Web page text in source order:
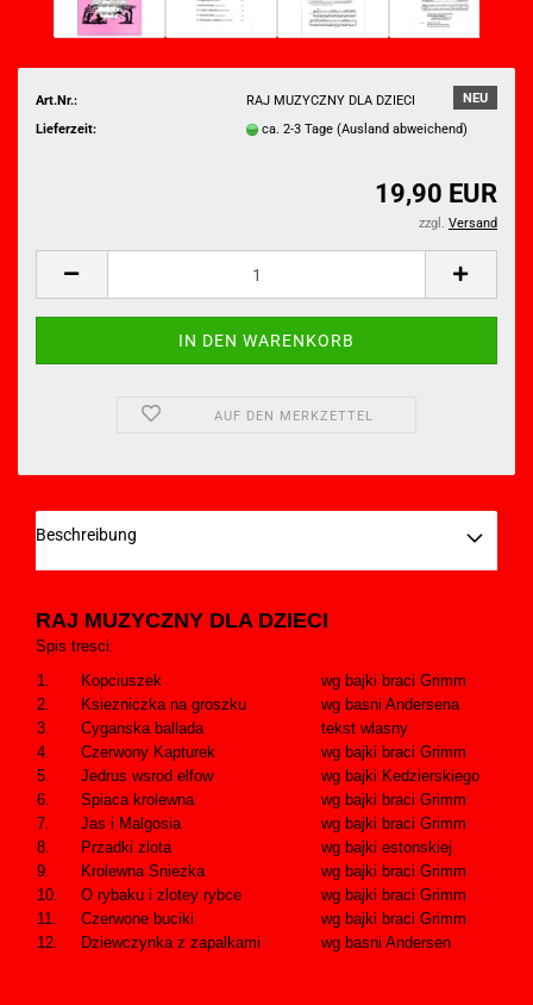
NEU
Art.Nr.:
RAJ MUZYCZNY DLA DZIECI
Lieferzeit:
ca. 2-3 Tage (Ausland abweichend)
19,90 EUR
zzgl. Versand
AUF DEN MERKZETTEL
Beschreibung
RAJ MUZYCZNY DLA DZIECI
Spis tresci:
1.
Kopciuszek
wg bajki braci Grimm
2.
Ksiezniczka na groszku
wg basni Andersena
3.
Cyganska ballada
tekst wlasny
4.
Czerwony Kapturek
wg bajki braci Grimm
5.
Jedrus wsrod elfow
wg bajki Kedzierskiego
6.
Spiaca krolewna
wg bajki braci Grimm
7.
Jas i Malgosia
wg bajki braci Grimm
8.
Przadki zlota
wg bajki estonskiej
9.
Krolewna Sniezka
wg bajki braci Grimm
10.
O rybaku i zlotey rybce
wg bajki braci Grimm
11.
Czerwone buciki
wg bajki braci Grimm
12.
Dziewczynka z zapalkami wg basni Andersen